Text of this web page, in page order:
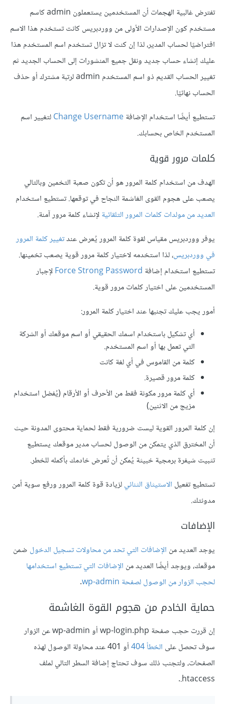
تفترض غالبية الهجمات أن المستخدمين يستعملون admin كاسم
مستخدم كون الإصدارات الأولى من ووردبريس كانت تستخدم هذا الاسم
افتراضيًا لحساب المدير، لذا إن كنت لا تزال تستخدم اسم المستخدم هذا
عليك إنشاء حساب جديد ونقل جميع المنشورات إلى الحساب الجديد ثم
تغيير الحساب القديم ذو اسم المستخدم admin لرتبة مشترك أو حذف
الحساب نهائيًا.
تستطيع أيضًا استخدام الإضافةChange Usernameلتغيير اسم
المستخدم الخاص بحسابك.
كلمات مرور قوية
الهدف من استخدام كلمة المرور هو أن تكون صعبة التخمين وبالتالي
يصعب على هجوم القوى الغاشمة النجاح في توقعها. تستطيع استخدام
العديد من مولدات كلمات المرور التلقائيةلإنشاء كلمة مرور آمنة.
يوفر ووردبريس مقياس لقوة كلمة المرور يُعرض عندتغيير كلمة المرور
في ووردبريس، لذا استخدمه لاختيار كلمة مرور قوية يصعب تخمينها.
تستطيع استخدام إضافة Force Strong Passwordلإجبار
المستخدمين على اختيار كلمات مرور قوية.
أمور يجب عليك تجنبها عند اختيار كلمة المرور:
أي تشكيل باستخدام اسمك الحقيقي أو اسم موقعك أو الشركة
التي تعمل بها أو اسم المستخدم.
كلمة من القاموس في أي لغة كانت
كلمة مرور قصيرة.
أي كلمة مرور مكونة فقط من الأحرف أو الأرقام (يُفضل استخدام
مزيج من الاثنين)
إن كلمة المرور القوية ليست ضرورية فقط لحماية محتوى المدونة حيث
أن المخترق الذي يتمكن من الوصول لحساب مدير موقعك يستطيع
تثبيت شيفرة برمجية خبيثة يُمكن أن تُعرض خادمك بأكمله للخطر.
تستطيع تفعيل الاستيثاق الثنائيلزيادة قوة كلمة المرور ورفع سوية أمن
مدونتك.
الإضافات
يوجد العديد من الإضافات التي تحد من محاولات تسجيل الدخول ضمن
موقعك، ويوجد أيضًا العديد من الإضافات التي تستطيع استخدامها
لحجب الزوار من الوصول لصفحة wp-admin
.
حماية الخادم من هجوم القوة الغاشمة
إن قررت حجب صفحة wp-login.php أو wp-admin عن الزوار
سوف تحصل على الخطأ 404
أو 401 عند محاولة الوصول لهذه
الصفحات، ولتجنب ذلك سوف تحتاج إضافة السطر التالي لملف
‎.htaccess.